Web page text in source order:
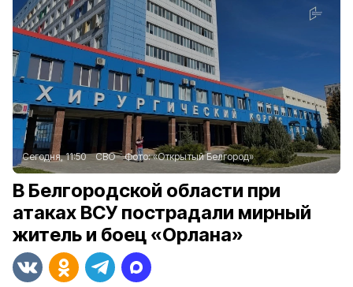
Сегодня, 11:50 СВО Фото:«Открытый Белгород»
В Белгородской области при
атаках ВСУ пострадали мирный
житель и боец «Орлана»